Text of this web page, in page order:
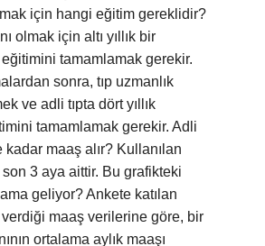
için hangi eğitim gereklidir?
olmak için altı yıllık bir
eğitimini tamamlamak gerekir.
sonra, tıp uzmanlık
ve adli tıpta dört yıllık
tamamlamak gerekir. Adli
kadar maaş alır? Kullanılan
3 aya aittir. Bu grafikteki
geliyor? Ankete katılan
verdiği maaş verilerine göre, bir
ortalama aylık maaşı